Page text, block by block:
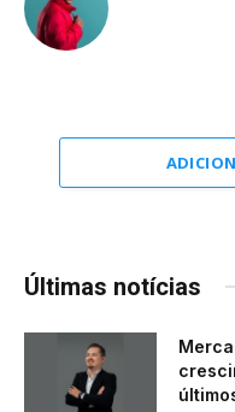
Últimas notícias